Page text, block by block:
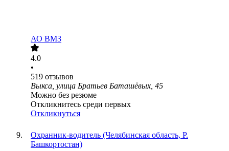
АО ВМЗ
4.0
•
519 отзывов
Выкса, улица Братьев Баташёвых, 45
Можно без резюме
Откликнитесь среди первых
Откликнуться
Охранник-водитель (Челябинская область, Р.
Башкортостан)